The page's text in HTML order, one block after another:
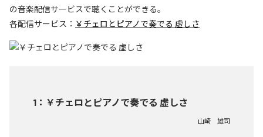
の音楽配信サービスで聴くことができる。
各配信サービス： ￥チェロとピアノで奏でる 虚しさ
1 ： ￥チェロとピアノで奏でる 虚しさ
山崎 雄司